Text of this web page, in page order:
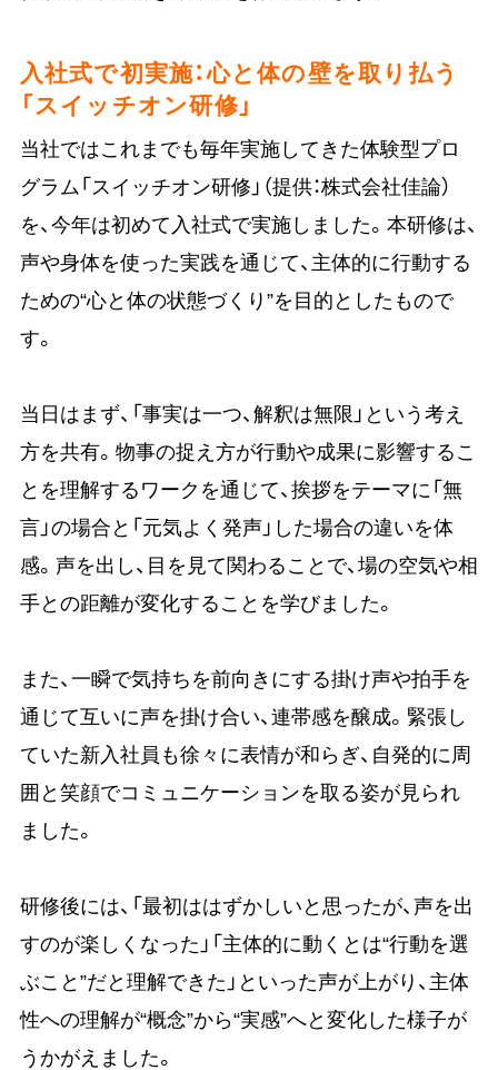
入社式で初実施：心と体の壁を取り払う
「スイッチオン研修」
当社ではこれまでも毎年実施してきた体験型プロ
グラム「スイッチオン研修」（提供：株式会社佳論）
を、今年は初めて入社式で実施しました。本研修は、
声や身体を使った実践を通じて、主体的に行動する
ための“心と体の状態づくり”を目的としたもので
す。
当日はまず、「事実は一つ、解釈は無限」という考え
方を共有。物事の捉え方が行動や成果に影響するこ
とを理解するワークを通じて、挨拶をテーマに「無
言」の場合と「元気よく発声」した場合の違いを体
感。声を出し、目を見て関わることで、場の空気や相
手との距離が変化することを学びました。
また、一瞬で気持ちを前向きにする掛け声や拍手を
通じて互いに声を掛け合い、連帯感を醸成。緊張し
ていた新入社員も徐々に表情が和らぎ、自発的に周
囲と笑顔でコミュニケーションを取る姿が見られ
ました。
研修後には、「最初ははずかしいと思ったが、声を出
すのが楽しくなった」「主体的に動くとは“行動を選
ぶこと”だと理解できた」といった声が上がり、主体
性への理解が“概念”から“実感”へと変化した様子が
うかがえました。